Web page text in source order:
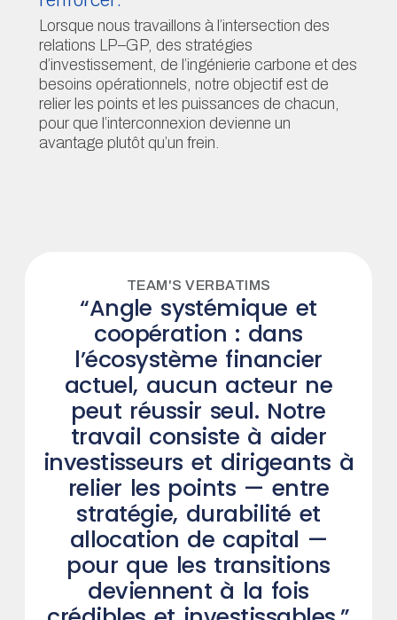
Lorsque nous travaillons à l’intersection des
relations LP–GP, des stratégies
d’investissement, de l’ingénierie carbone et des
besoins opérationnels, notre objectif est de
relier les points et les puissances de chacun,
pour que l’interconnexion devienne un
avantage plutôt qu’un frein.
“Dimension risque et
résilience : nous
considérons qu’il est de
notre mission d’aider les
acteurs financiers à
naviguer les risques
profonds de la Nouvelle Ère
Climatique. En intégrant la
durabilité au cœur des
thèses d’investissement et
des stratégies d’entreprise,
nous transformons ce qui
ressemble à de la volatilité
“Angle systémique et
coopération : dans
l’écosystème financier
actuel, aucun acteur ne
peut réussir seul. Notre
travail consiste à aider
investisseurs et dirigeants à
relier les points — entre
stratégie, durabilité et
allocation de capital —
pour que les transitions
deviennent à la fois
crédibles et investissables.”